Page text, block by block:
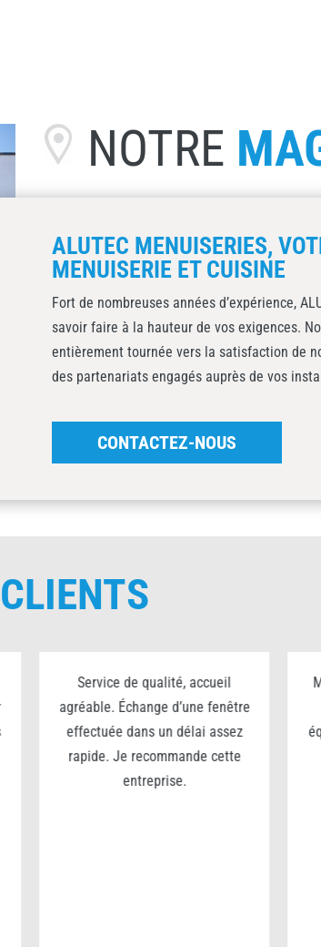
NOTRE
ALUTEC MENUISERIES,
MENUISERIE ET CUISINE
Fort de nombreuses années d’expérience,
savoir faire à la hauteur de vos exigences.
entièrement tournée vers la satisfaction de
des partenariats engagés auprès de vos
CONTACTEZ-NOUS
CLIENTS
Service de qualité, accueil
agréable. Échange d’une fenêtre
effectuée dans un délai assez
rapide. Je recommande cette
entreprise.